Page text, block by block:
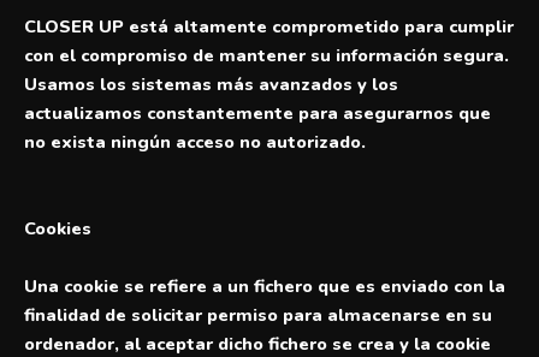
CLOSER UP está altamente comprometido para cumplir
con el compromiso de mantener su información segura.
Usamos los sistemas más avanzados y los
actualizamos constantemente para asegurarnos que
no exista ningún acceso no autorizado.
Cookies
Una cookie se refiere a un fichero que es enviado con la
finalidad de solicitar permiso para almacenarse en su
ordenador, al aceptar dicho fichero se crea y la cookie